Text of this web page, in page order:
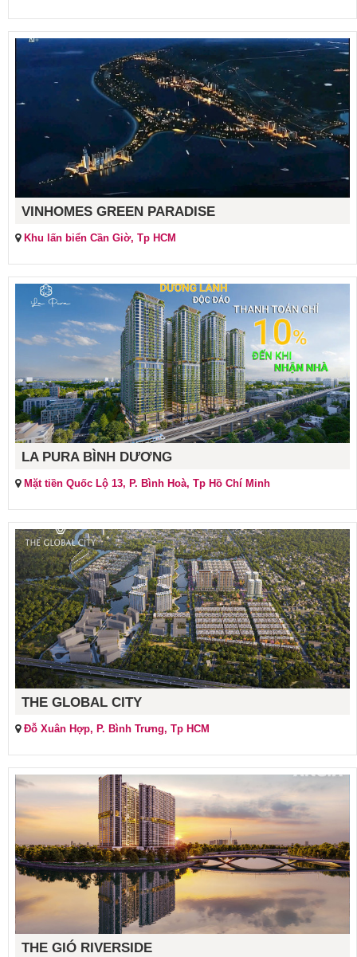
VINHOMES GREEN PARADISE
Khu lấn biển Cần Giờ, Tp HCM
LA PURA BÌNH DƯƠNG
Mặt tiền Quốc Lộ 13, P. Bình Hoà, Tp Hồ Chí Minh
THE GLOBAL CITY
Đỗ Xuân Hợp, P. Bình Trưng, Tp HCM
THE GIÓ RIVERSIDE